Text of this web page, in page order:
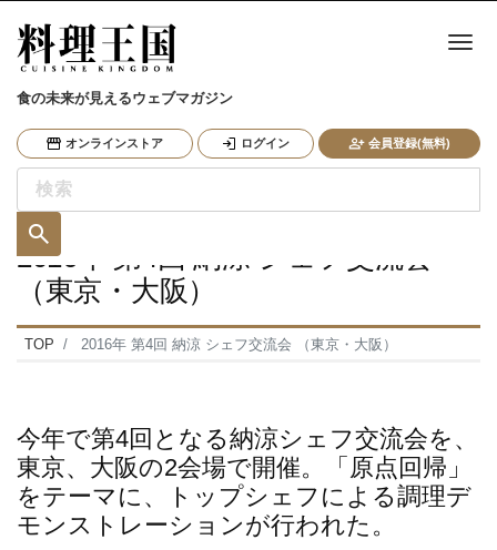
食の未来が見えるウェブマガジン
オンラインストア ログイン 会員登録(無料)
ナ
2016年 第4回 納涼 シェフ交流会
（東京・大阪）
TOP 2016年 第4回 納涼 シェフ交流会 （東京・大阪）
今年で第4回となる納涼シェフ交流会を、
東京、大阪の2会場で開催。「原点回帰」
をテーマに、トップシェフによる調理デ
モンストレーションが行われた。